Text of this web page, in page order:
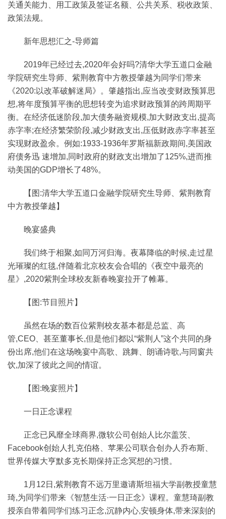
关通关能力、用工政策及签证名额、公共关系、税收政策、
政策法规。
新年思想汇之-导师篇
2019年已经过去,2020年会好吗?清华大学五道口金融
学院研究生导师、紫荆教育中方教授肇越为同学们带来
《2020:以改革破解迷局》。肇越指出,应当改变财政预算思
想,将年度预算平衡的思想转变为追求财政预算的跨周期平
衡。在经济低迷阶段,加大债务融资规模,加大财政支出,提高
赤字率;在经济繁荣阶段,减少财政支出,压低财政赤字率甚至
实现财政盈余。例如:1933-1936年罗斯福新政期间,美国政
府债务迅 速增加,同时政府的财政支出增加了125%,进而推
动美国的GDP增长了48%。
【图:清华大学五道口金融学院研究生导师、紫荆教育
中方教授肇越】
晚宴盛典
我们终于相聚,如同万河归海。夜幕降临的时候,走过星
光璀璨的红毯,伴随着北京校友会合唱的《夜空中最亮的
星》,2020紫荆全球校友新春晚宴拉开了帷幕。
【图:节目照片】
虽然在场的数百位紫荆校友基本都是总监、高
管,CEO、甚至董事长,但是他们都以“紫荆人”这个共同的身
份出席,他们在这场晚宴中高歌、跳舞、朗诵诗歌,与同窗共
饮,加深了彼此之间的情谊。
【图:晚宴照片】
一日正念课程
正念已风靡全球商界,微软公司创始人比尔盖茨、
Facebook创始人扎克伯格、苹果公司联合创办人乔布斯、
世界传媒大亨默多克长期保持正念冥想的习惯。
1月12日,紫荆教育不远万里邀请斯坦福大学副教授童慧
琦,为同学们带来《智慧生活·一日正念》课程。童慧琦副教
授亲自带着同学们练习正念,沉静内心,安顿身体,带来深刻的